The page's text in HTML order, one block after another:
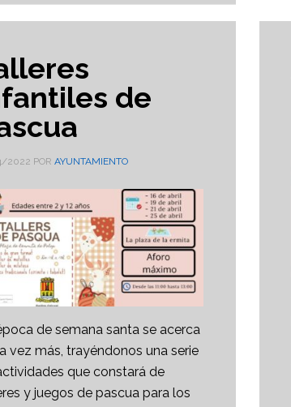
de
2022 PORAYUNTAMIENTO
de semana santa se acerca
vez más, trayéndonos una serie
que constará de
y juegos de pascua para los